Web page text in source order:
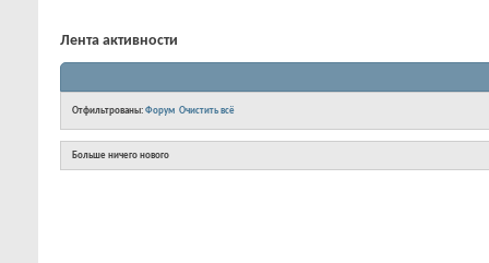
Лента активности
Отфильтрованы: Форум Очистить всё
Больше ничего нового